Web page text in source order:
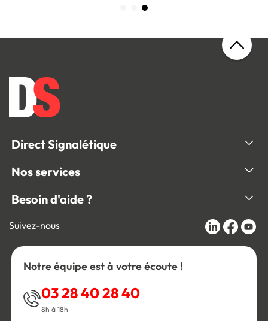
Direct Signalétique
Nos services
Besoin d'aide ?
Suivez-nous
Notre équipe est à votre écoute !
03 28 40 28 40
8h à 18h